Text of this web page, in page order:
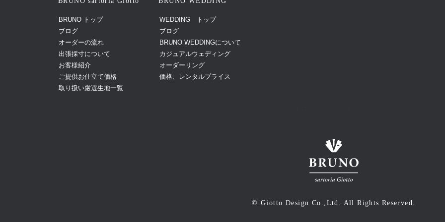
BRUNO トップ
ブログ
オーダーの流れ
出張採寸について
お客様紹介
ご提供お仕立て価格
取り扱い厳選生地一覧
WEDDING トップ
ブログ
BRUNO WEDDINGについて
カジュアルウェディング
オーダーリング
価格、レンタルプライス
©Giotto Design Co.,Ltd. All Rights Reserved.